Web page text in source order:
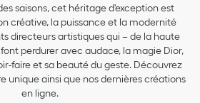
saisons, cet héritage d'exception est
créative, la puissance et la modernité
directeurs artistiques qui – de la haute
perdurer avec audace, la magie Dior,
faire et sa beauté du geste. Découvrez
unique ainsi que nos dernières créations
en ligne.